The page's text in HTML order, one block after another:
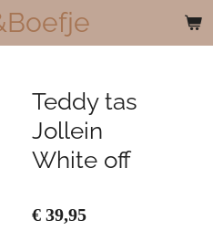
Teddy tas
Jollein
White off
€ 39,95